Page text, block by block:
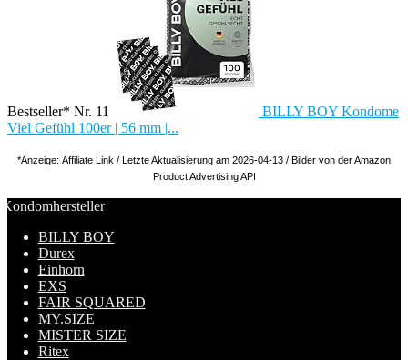
Bestseller* Nr. 11
BILLY BOY Kondome
Viel Gefühl 100er | 56 mm |...
*Anzeige: Affiliate Link / Letzte Aktualisierung am 2026-04-13 / Bilder von der Amazon
Product Advertising API
Kondomhersteller
BILLY BOY
Durex
Einhorn
EXS
FAIR SQUARED
MY.SIZE
MISTER SIZE
Ritex